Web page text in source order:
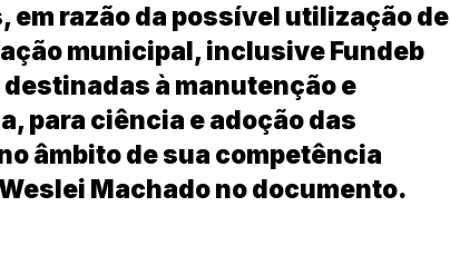
razão da possível utilização de
municipal, inclusive Fundeb
à manutenção e
para ciência e adoção das
âmbito de sua competência
Machado no documento.